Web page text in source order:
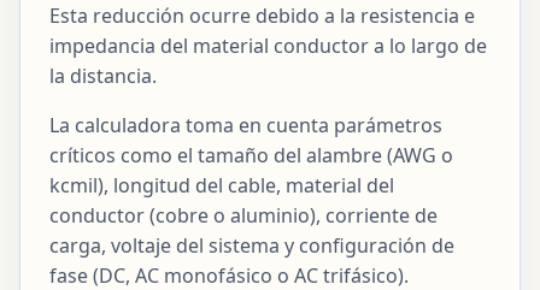
Esta reducción ocurre debido a la resistencia e
impedancia del material conductor a lo largo de
la distancia.
La calculadora toma en cuenta parámetros
críticos como el tamaño del alambre (AWG o
kcmil), longitud del cable, material del
conductor (cobre o aluminio), corriente de
carga, voltaje del sistema y configuración de
fase (DC, AC monofásico o AC trifásico).